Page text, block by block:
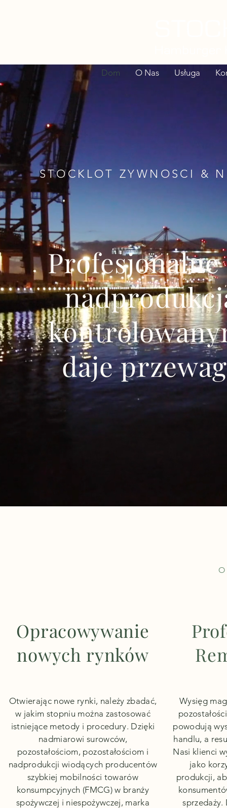
Dom O Nas Usługa
STOCKLOT ZYWNOSCI &
daje
Opracowywanie
nowych rynków
Otwierając nowe rynki, należy zbadać,
w jakim stopniu można zastosować
istniejące metody i procedury. Dzięki
nadmiarowi surowców,
pozostałościom, pozostałościom i
nadprodukcji wiodących producentów
szybkiej mobilności towarów
konsumpcyjnych (FMCG) w branży
spożywczej i niespożywczej, marka
Wysięg
powodują
handlu, a
Nasi klienci
jako
produkcji,
sprzedaży.